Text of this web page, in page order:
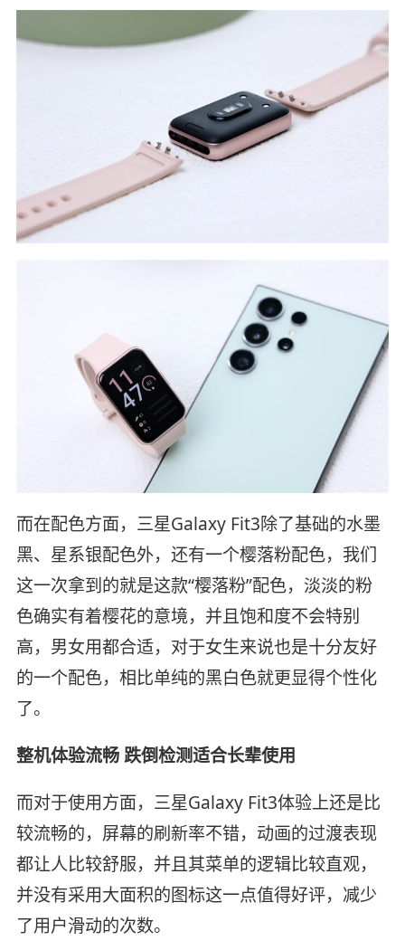
而在配色方面，三星Galaxy Fit3除了基础的水墨
黑、星系银配色外，还有一个樱落粉配色，我们
这一次拿到的就是这款“樱落粉”配色，淡淡的粉
色确实有着樱花的意境，并且饱和度不会特别
高，男女用都合适，对于女生来说也是十分友好
的一个配色，相比单纯的黑白色就更显得个性化
了。
整机体验流畅 跌倒检测适合长辈使用
而对于使用方面，三星Galaxy Fit3体验上还是比
较流畅的，屏幕的刷新率不错，动画的过渡表现
都让人比较舒服，并且其菜单的逻辑比较直观，
并没有采用大面积的图标这一点值得好评，减少
了用户滑动的次数。